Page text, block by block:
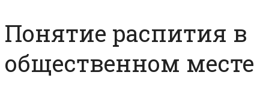
Понятие распития в
общественном месте